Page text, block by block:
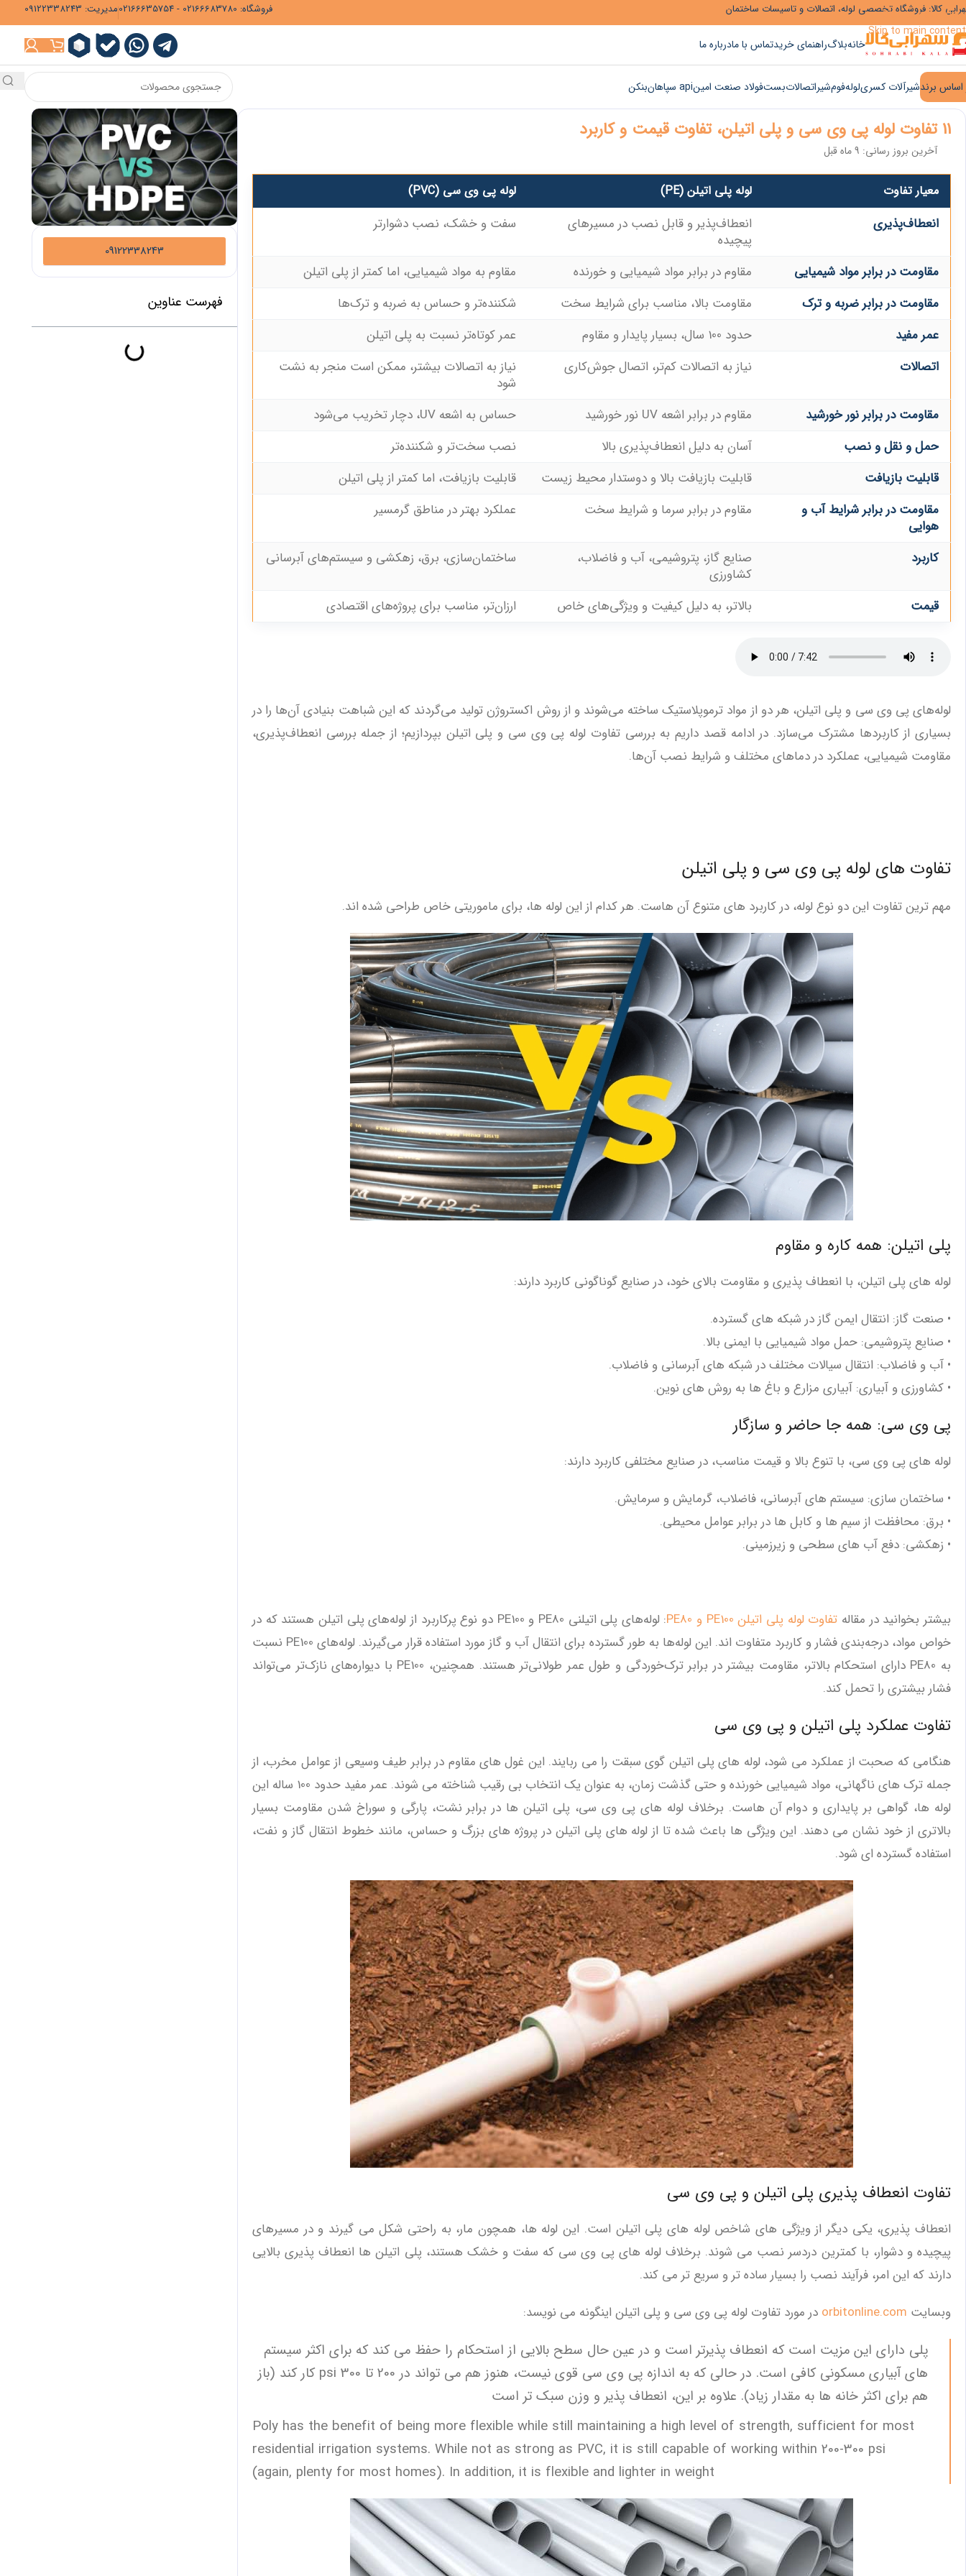
Skip to navigation
Skip to main content
کالا: فروشگاه تخصصی لوله، اتصالات و تاسیسات ساختمان فروشگاه: 02166683780 - 02166635754 مدیریت: 09122338243
خانهبلاگراهنمای خریدتماس با مادرباره ما
اساس برندشیرآلات کسریلولهفومشیراتصالاتبستفولاد صنعت امینapi سپاهان بنکن
11 تفاوت لوله پی وی سی و پلی اتیلن، تفاوت قیمت و کاربرد
آخرین بروز رسانی: 9 ماه قبل
معیار تفاوت لوله پلی اتیلن (PE) لوله پی وی سی (PVC)
انعطاف‌پذیری
انعطاف‌پذیر و قابل نصب در مسیرهای
پیچیده
سفت و خشک، نصب دشوارتر
مقاومت در برابر مواد شیمیایی مقاوم در برابر مواد شیمیایی و خورنده
مقاوم به مواد شیمیایی، اما کمتر از پلی اتیلن
مقاومت در برابر ضربه و ترک
مقاومت بالا، مناسب برای شرایط سخت
شکننده‌تر و حساس به ضربه و ترک‌ها
عمر مفید
حدود 100 سال، بسیار پایدار و مقاوم
عمر کوتاه‌تر نسبت به پلی اتیلن
اتصالات
نیاز به اتصالات کم‌تر، اتصال جوش‌کاری
نیاز به اتصالات بیشتر، ممکن است منجر به نشت
شود
مقاومت در برابر نور خورشید
مقاوم در برابر اشعه UV نور خورشید
حساس به اشعه UV، دچار تخریب می‌شود
حمل و نقل و نصب
آسان به دلیل انعطاف‌پذیری بالا
نصب سخت‌تر و شکننده‌تر
قابلیت بازیافت
قابلیت بازیافت بالا و دوستدار محیط زیست
قابلیت بازیافت، اما کمتر از پلی اتیلن
مقاومت در برابر شرایط آب و
هوایی
مقاوم در برابر سرما و شرایط سخت عملکرد بهتر در مناطق گرمسیر
کاربرد
صنایع گاز، پتروشیمی، آب و فاضلاب،
کشاورزی
ساختمان‌سازی، برق، زهکشی و سیستم‌های آبرسانی
قیمت بالاتر، به دلیل کیفیت و ویژگی‌های خاص ارزان‌تر، مناسب برای پروژه‌های اقتصادی
لوله‌های پی وی سی و پلی اتیلن، هر دو از مواد ترموپلاستیک ساخته می‌شوند و از روش اکستروژن تولید می‌گردند که این شباهت بنیادی آن‌ها را در
بسیاری از کاربردها مشترک می‌سازد. در ادامه قصد داریم به بررسی تفاوت لوله پی وی سی و پلی اتیلن بپردازیم؛ از جمله بررسی انعطاف‌پذیری،
مقاومت شیمیایی، عملکرد در دماهای مختلف و شرایط نصب آن‌ها.
تفاوت های لوله پی وی سی و پلی اتیلن
مهم ‌ترین تفاوت این دو نوع لوله، در کاربرد های متنوع آن‌ هاست. هر کدام از این لوله‌ ها، برای ماموریتی خاص طراحی شده ‌اند.
پلی ‌اتیلن: همه کاره و مقاوم
لوله ‌های پلی ‌اتیلن، با انعطاف ‌پذیری و مقاومت بالای خود، در صنایع گوناگونی کاربرد دارند:
• صنعت گاز: انتقال ایمن گاز در شبکه‌ های گسترده.
• صنایع پتروشیمی: حمل مواد شیمیایی با ایمنی بالا.
• آب و فاضلاب: انتقال سیالات مختلف در شبکه‌ های آبرسانی و فاضلاب.
• کشاورزی و آبیاری: آبیاری مزارع و باغ‌ ها به روش ‌های نوین.
پی‌ وی ‌سی: همه جا حاضر و سازگار
لوله‌ های پی ‌وی ‌سی، با تنوع بالا و قیمت مناسب، در صنایع مختلفی کاربرد دارند:
• ساختمان‌ سازی: سیستم‌ های آبرسانی، فاضلاب، گرمایش و سرمایش.
• برق: محافظت از سیم ‌ها و کابل ‌ها در برابر عوامل محیطی.
• زهکشی: دفع آب ‌های سطحی و زیرزمینی.
بیشتر بخوانید در مقاله تفاوت لوله پلی اتیلن PE100 و PE80
: لوله‌های پلی اتیلنی PE80 و PE100 دو نوع پرکاربرد از لوله‌های پلی اتیلن هستند که در
خواص مواد، درجه‌بندی فشار و کاربرد متفاوت اند. این لوله‌ها به طور گسترده برای انتقال آب و گاز مورد استفاده قرار می‌گیرند. لوله‌های PE100 نسبت
به PE80 دارای استحکام بالاتر، مقاومت بیشتر در برابر ترک‌خوردگی و طول عمر طولانی‌تر هستند. همچنین، PE100 با دیواره‌های نازک‌تر می‌تواند
فشار بیشتری را تحمل کند.
تفاوت عملکرد پلی اتیلن و پی وی سی
هنگامی که صحبت از عملکرد می‌ شود، لوله‌ های پلی ‌اتیلن گوی سبقت را می ‌ربایند. این غول ‌های مقاوم در برابر طیف وسیعی از عوامل مخرب، از
جمله ترک ‌های ناگهانی، مواد شیمیایی خورنده و حتی گذشت زمان، به عنوان یک انتخاب بی ‌رقیب شناخته می‌ شوند. عمر مفید حدود 100 ساله این
لوله‌ ها، گواهی بر پایداری و دوام آن‌ هاست. برخلاف لوله ‌های پی ‌وی ‌سی، پلی ‌اتیلن‌ ها در برابر نشت، پارگی و سوراخ شدن مقاومت بسیار
بالاتری از خود نشان می ‌دهند. این ویژگی ‌ها باعث شده تا از لوله ‌های پلی ‌اتیلن در پروژه‌ های بزرگ و حساس، مانند خطوط انتقال گاز و نفت،
استفاده گسترده ‌ای شود.
تفاوت انعطاف ‌پذیری پلی اتیلن و پی وی سی
انعطاف ‌پذیری، یکی دیگر از ویژگی ‌های شاخص لوله‌ های پلی ‌اتیلن است. این لوله‌ ها، همچون مار، به راحتی شکل می ‌گیرند و در مسیرهای
پیچیده و دشوار، با کمترین دردسر نصب می ‌شوند. برخلاف لوله‌ های پی ‌وی ‌سی که سفت و خشک هستند، پلی‌ اتیلن ‌ها انعطاف ‌پذیری بالایی
دارند که این امر، فرآیند نصب را بسیار ساده ‌تر و سریع ‌تر می‌ کند.
وبسایت orbitonline.com در مورد تفاوت لوله پی وی سی و پلی اتیلن اینگونه می نویسد:
پلی دارای این مزیت است که انعطاف پذیرتر است و در عین حال سطح بالایی از استحکام را حفظ می کند که برای اکثر سیستم
های آبیاری مسکونی کافی است. در حالی که به اندازه پی وی سی قوی نیست، هنوز هم می تواند در 200 تا 300 psi کار کند (باز
هم برای اکثر خانه ها به مقدار زیاد). علاوه بر این، انعطاف پذیر و وزن سبک تر است
Poly has the benefit of being more flexible while still maintaining a high level of strength, sufficient for most
residential irrigation systems. While not as strong as PVC, it is still capable of working within 200-300 psi
(again, plenty for most homes). In addition, it is flexible and lighter in weight
09122338243
فهرست عناوین